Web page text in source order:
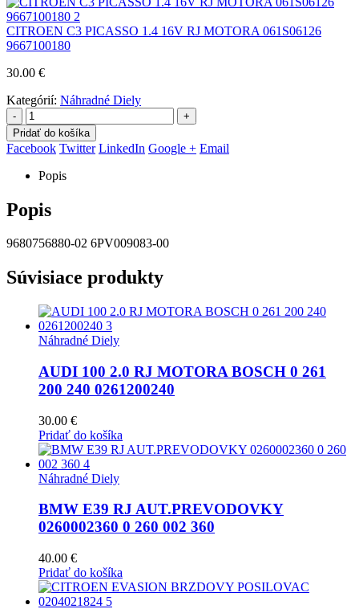
CITROEN C3 PICASSO 1.4 16V RJ MOTORA 061S06126
9667100180
30.00 €
Kategórií: Náhradné Diely
-
+
Pridať do košíka
Facebook Twitter LinkedIn Google + Email
Popis
Popis
9680756880-02 6PV009083-00
Súvisiace produkty
Náhradné Diely
AUDI 100 2.0 RJ MOTORA BOSCH 0 261
200 240 0261200240
30.00 €
Pridať do košíka
Náhradné Diely
BMW E39 RJ AUT.PREVODOVKY
0260002360 0 260 002 360
40.00 €
Pridať do košíka